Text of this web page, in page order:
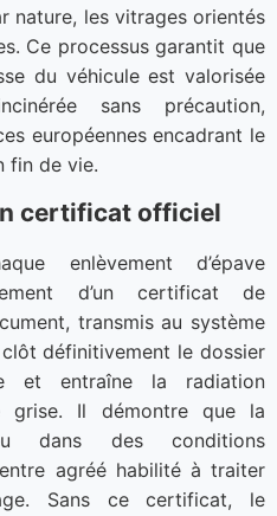
nature, les vitrages orientés
Ce processus garantit que
du véhicule est valorisée
sans précaution,
européennes encadrant le
fin de vie.
certificat officiel
enlèvement d’épave
d’un certificat de
transmis au système
définitivement le dossier
et entraîne la radiation
grise. Il démontre que la
dans des conditions
agréé habilité à traiter
Sans ce certificat, le